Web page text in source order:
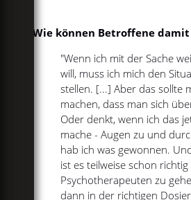
Wie können Betroffene damit
"Wenn ich mit der Sache
will, muss ich mich den
stellen. [...] Aber das sollte
machen, dass man sich
Oder denkt, wenn ich das
mache - Augen zu und
hab ich was gewonnen.
ist es teilweise schon richtig
Psychotherapeuten zu
dann in der richtigen